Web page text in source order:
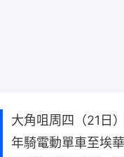
大角咀周四（21日
年騎電動單車至埃